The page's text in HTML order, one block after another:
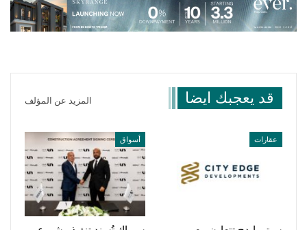
قد يعجبك ايضا المزيد عن المؤلف
عقارات أسواق